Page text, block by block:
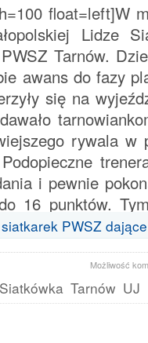
float=left]W
Lidze
Tarnów.
awans do fazy
się na
rywala w
i pewnie
16 punktów.
PWSZ
Możliwość
Siatkówka Tarnów UJ